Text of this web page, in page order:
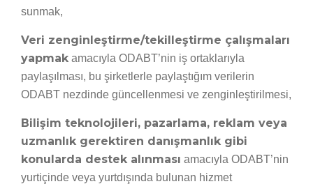
sunmak,
Veri zenginleştirme/tekilleştirme çalışmaları
yapmak amacıyla ODABT’nin iş ortaklarıyla
paylaşılması, bu şirketlerle paylaştığım verilerin
ODABT nezdinde güncellenmesi ve zenginleştirilmesi,
Bilişim teknolojileri, pazarlama, reklam veya
uzmanlık gerektiren danışmanlık gibi
konularda destek alınması amacıyla ODABT’nin
yurtiçinde veya yurtdışında bulunan hizmet